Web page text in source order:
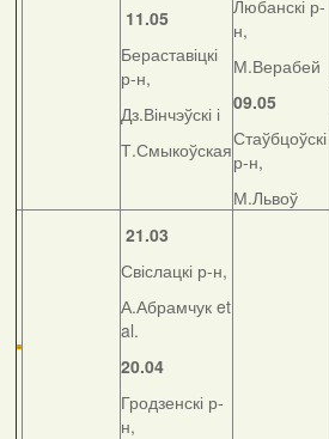
11.05
Бераставіцкі
р-н,
Дз.Вінчэўскі і
Т.Смыкоўская
Любанскі р-
н,
М.Верабей
09.05
Стаўбцоўскі
р-н,
М.Львоў
21.03
Свіслацкі р-н,
А.Абрамчук et
al.
20.04
Гродзенскі р-
н,